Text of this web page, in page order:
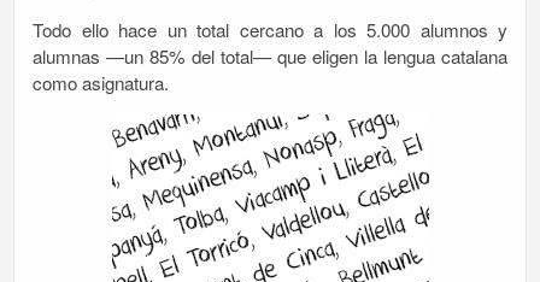
Todo ello hace un total cercano a los 5.000 alumnos y
alumnas —un 85% del total— que eligen la lengua catalana
como asignatura.